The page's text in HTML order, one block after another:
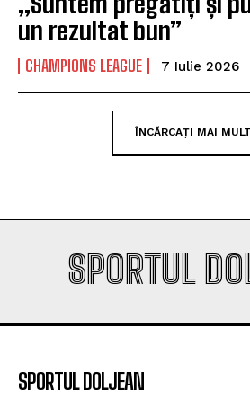
un rezultat bun”
CHAMPIONS LEAGUE 7 Iulie 2026
ÎNCĂRCAȚI MAI
SPORTUL
SPORTUL DOLJEAN